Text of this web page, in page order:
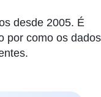
desde 2005. É
por como os dados